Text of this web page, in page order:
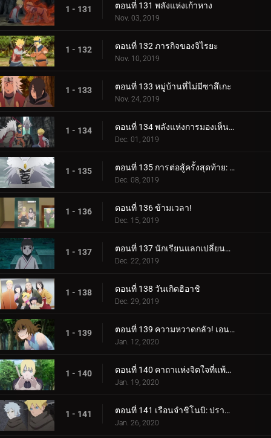
1 - 131 ตอนที่ 131 พลังแห่งเก้าหาง
Nov. 03, 2019
1 - 132 ตอนที่ 132 ภารกิจของจิไรยะ
Nov. 10, 2019
1 - 133 ตอนที่ 133 หมู่บ้านที่ไม่มีซาสึเกะ
Nov. 24, 2019
1 - 134 ตอนที่ 134 พลังแห่งการมองเห็นอนาคต
Dec. 01, 2019
1 - 135 ตอนที่ 135 การต่อสู้ครั้งสุดท้าย: อุราชิกิ
Dec. 08, 2019
1 - 136 ตอนที่ 136 ข้ามเวลา!
Dec. 15, 2019
1 - 137 ตอนที่ 137 นักเรียนแลกเปลี่ยนซามูไร
Dec. 22, 2019
1 - 138 ตอนที่ 138 วันเกิดฮิอาชิ
Dec. 29, 2019
1 - 139 ตอนที่ 139 ความหวาดกลัว! เอนโกะ โอนิคุมะ!
Jan. 12, 2020
1 - 140 ตอนที่ 140 คาถาแห่งจิตใจที่แพ้มันฝรั่งทอด
Jan. 19, 2020
1 - 141 ตอนที่ 141 เรือนจำชิโนบิ: ปราสาทโฮซึกิ
Jan. 26, 2020